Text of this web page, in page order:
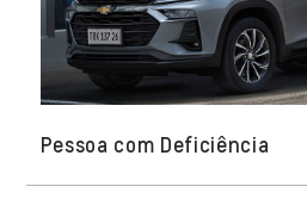
Pessoa com Deficiência